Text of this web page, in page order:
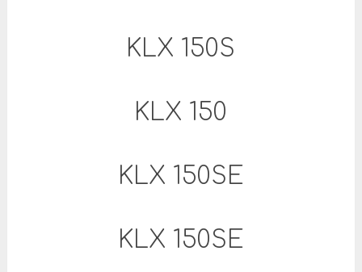
KLX 150S
KLX 150
KLX 150SE
KLX 150SE